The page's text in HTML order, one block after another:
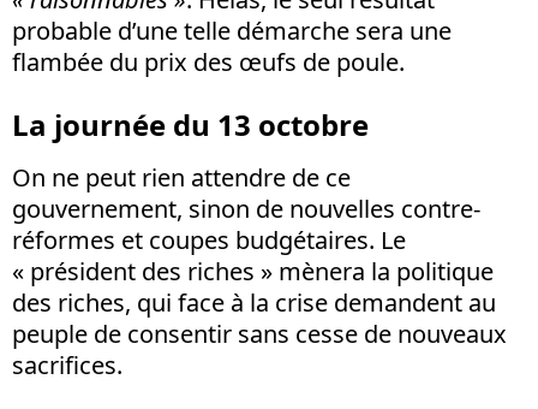
probable d’une telle démarche sera une
flambée du prix des œufs de poule.
La journée du 13 octobre
On ne peut rien attendre de ce
gouvernement, sinon de nouvelles contre-
réformes et coupes budgétaires. Le
« président des riches » mènera la politique
des riches, qui face à la crise demandent au
peuple de consentir sans cesse de nouveaux
sacrifices.